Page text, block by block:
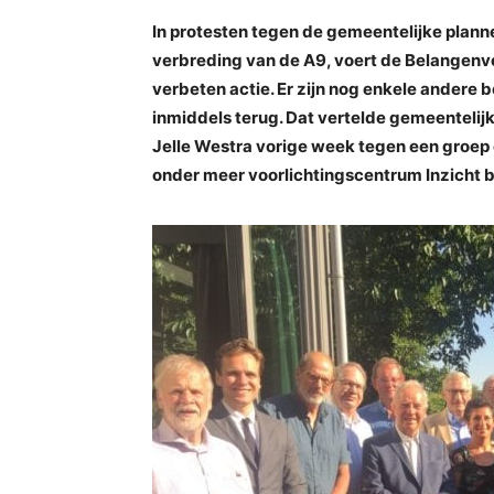
In protesten tegen de gemeentelijke
verbreding van de A9, voert de
verbeten actie. Er zijn nog enkele andere
inmiddels terug. Dat vertelde
Jelle Westra vorige week tegen een
onder meer voorlichtingscentrum Inzicht